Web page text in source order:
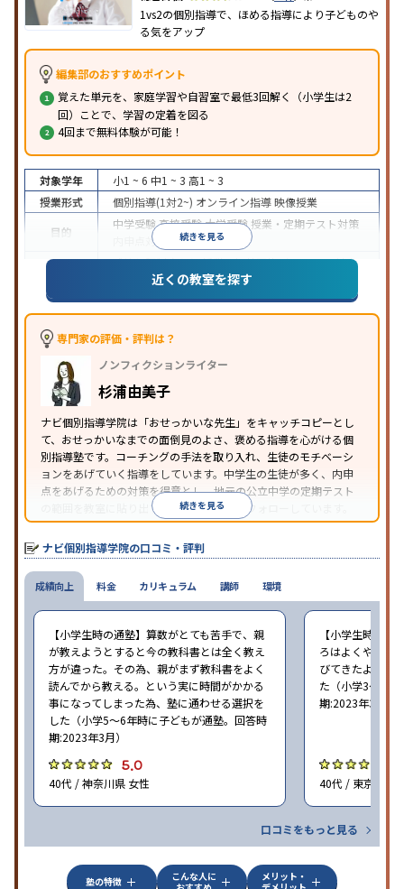
1vs2の個別指導で、ほめる指導により子どものや
る気をアップ
編集部のおすすめポイント
覚えた単元を、家庭学習や自習室で最低3回解く（小学生は2
回）ことで、学習の定着を図る
4回まで無料体験が可能！
続きを見る
対象学年 小1 ~ 6 中1 ~ 3 高1 ~ 3
授業形式
個別指導(1対2~) オンライン指導映像授業
目的
中学受験高校受験大学受験 授業・定期テスト対策
内申点対策
学習習慣の定着
成績保証制度あり授業の振替可能オンライン対応
1科目から受講可能季節講習のみの受講可
※2023年3月調査。小学校高学年の個別指導塾アンケート調査方法を参
近くの教室を探す
専門家の評価・評判は？
ノンフィクションライター
杉浦由美子
ナビ個別指導学院は「おせっかいな先生」をキャッチコピーとし
て、おせっかいなまでの面倒見のよさ、褒める指導を心がける個
別指導塾です。コーチングの手法を取り入れ、生徒のモチベーシ
ョンをあげていく指導をしています。中学生の生徒が多く、内申
点をあげるための対策を得意とし、地元の公立中学の定期テスト
の範囲を教室に貼り出すなど手厚く学習をフォローしています。
オリジナルテキストを使用しており、特に英語は各教科書に合わ
せたテキストを使った「先取り学習」で理解度を深められます。
続きを見る
ナビ個別指導学院の口コミ・評判
成績向上
【小学生時の通塾】算数がとても苦手で、親
が教えようとすると今の教科書とは全く教え
方が違った。その為、親がまず教科書をよく
読んでから教える。という実に時間がかかる
事になってしまった為、塾に通わせる選択を
した（小学5〜6年時に子どもが通塾。回答時
期:2023年3月）
5.0
40代 / 神奈川県 女性
【小学生時の通
ろはよくやり方
びてきたようで
た（小学3〜6年
期:2023年3月）
40代 / 東京都 女
口コミをもっと見る
料金 カリキュラム 講師 環境
塾の特徴
こんな人に
メリット・